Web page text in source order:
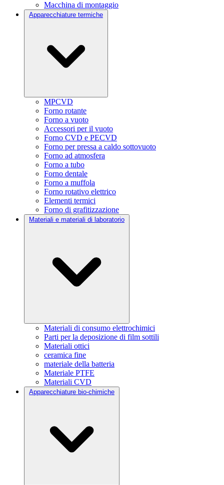
Macchina di montaggio
Apparecchiature termiche
MPCVD
Forno rotante
Forno a vuoto
Accessori per il vuoto
Forno CVD e PECVD
Forno per pressa a caldo sottovuoto
Forno ad atmosfera
Forno a tubo
Forno dentale
Forno a muffola
Forno rotativo elettrico
Elementi termici
Forno di grafitizzazione
Materiali e materiali di laboratorio
Materiali di consumo elettrochimici
Parti per la deposizione di film sottili
Materiali ottici
ceramica fine
materiale della batteria
Materiale PTFE
Materiali CVD
Apparecchiature bio-chimiche